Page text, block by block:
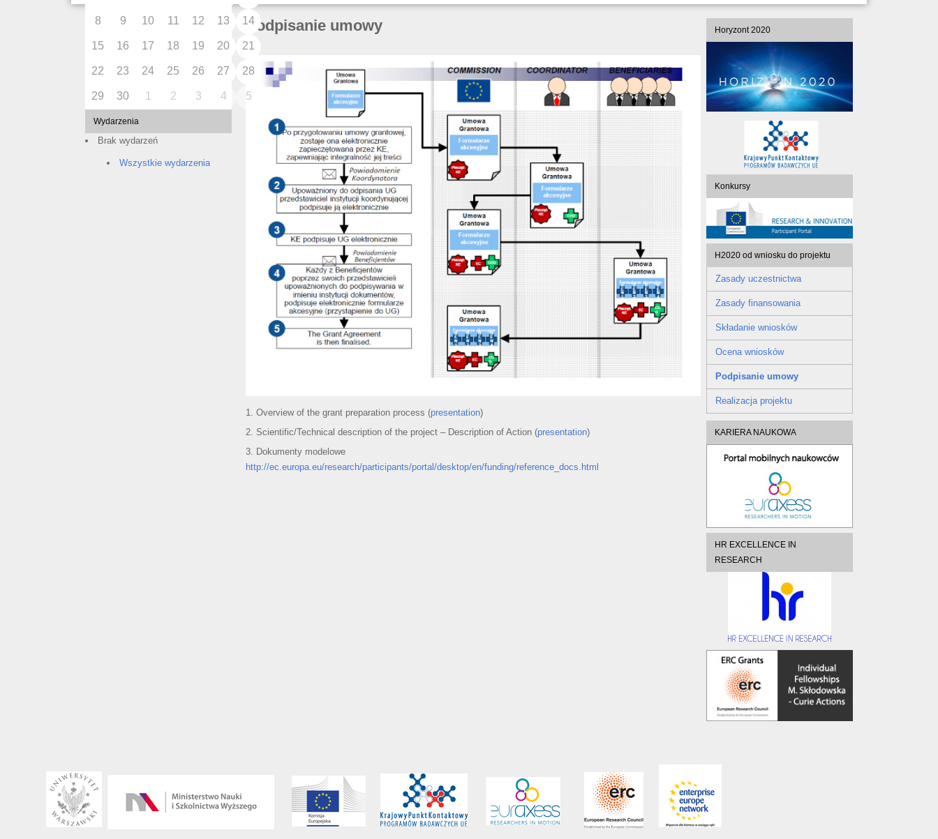
8 9 10 11 12 13 14
15 16 17 18 19 20 21
22 23 24 25 26 27 28
29 30 1 2 3 4 5
Wydarzenia
Brak wydarzeń
Wszystkie wydarzenia
Podpisanie umowy
1. Overview of the grant preparation process (presentation)
2. Scientific/Technical description of the project – Description of Action (presentation)
3. Dokumenty modelowe
http://ec.europa.eu/research/participants/portal/desktop/en/funding/reference_docs.html
Horyzont 2020
Konkursy
H2020 od wniosku do projektu
Zasady uczestnictwa
Zasady finansowania
Składanie wniosków
Ocena wniosków
Podpisanie umowy
Realizacja projektu
KARIERA NAUKOWA
HR EXCELLENCE IN
RESEARCH